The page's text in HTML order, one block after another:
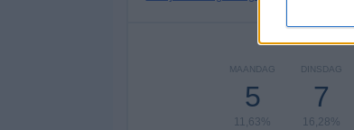
MAANDAG
5
11,63%
DINSDAG
7
16,28%